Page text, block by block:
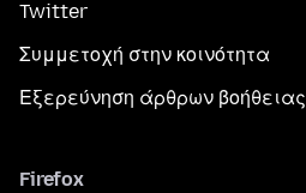
Twitter
Συμμετοχή στην κοινότητα
Εξερεύνηση άρθρων βοήθειας
Firefox